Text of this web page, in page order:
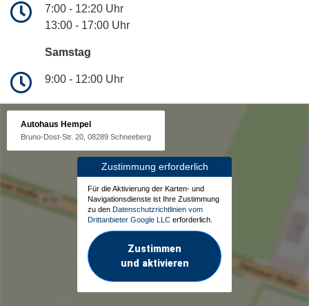
7:00 - 12:20 Uhr
13:00 - 17:00 Uhr
Samstag
9:00 - 12:00 Uhr
Autohaus Hempel
Bruno-Dost-Str. 20, 08289 Schneeberg
Zustimmung erforderlich
Für die Aktivierung der Karten- und
Navigationsdienste ist Ihre Zustimmung
zu den Datenschutzrichtlinien vom
Drittanbieter Google LLC erforderlich.
Zustimmen
und aktivieren